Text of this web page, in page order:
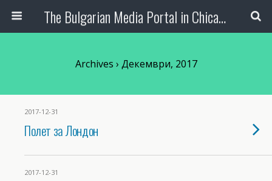
The Bulgarian Media Portal in Chicago
Archives › Декември, 2017
2017-12-31
Полет за Лондон
2017-12-31